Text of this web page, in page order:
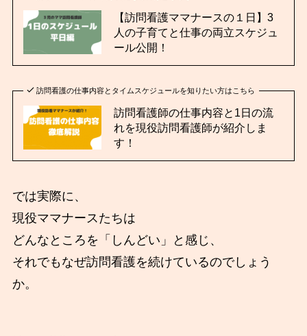
【訪問看護ママナースの１日】3
人の子育てと仕事の両立スケジュ
ール公開！
訪問看護の仕事内容とタイムスケジュールを知りたい方はこちら
訪問看護師の仕事内容と1日の流
れを現役訪問看護師が紹介しま
す！
では実際に、
現役ママナースたちは
どんなところを「しんどい」と感じ、
それでもなぜ訪問看護を続けているのでしょう
か。